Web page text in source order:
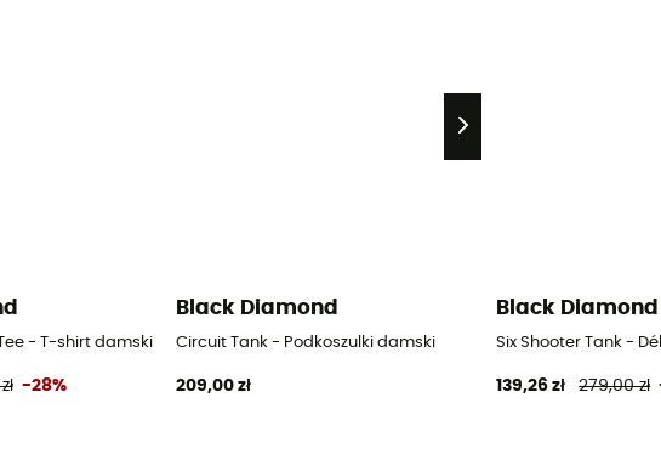
- T-shirt damski
-28%
Black Diamond
Circuit Tank - Podkoszulki damski
209,00 zł
Black Diamond
Six Shooter Tank -
139,26 zł 279,00 zł